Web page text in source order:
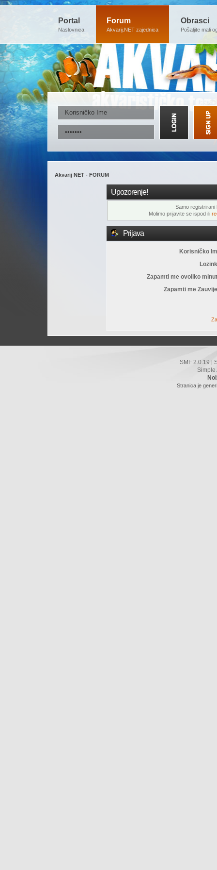
Portal
Naslovnica
Forum
Akvarij.NET zajednica
Obrasci
Pošaljite mali
Akvarij NET - FORUM
Upozorenje!
Samo registrirani
Molimo prijavite se ispod ili
Prijava
Korisničko
Zapamti me ovoliko
Zapamti me
SMF 2.0.19
Simple
Stranica je